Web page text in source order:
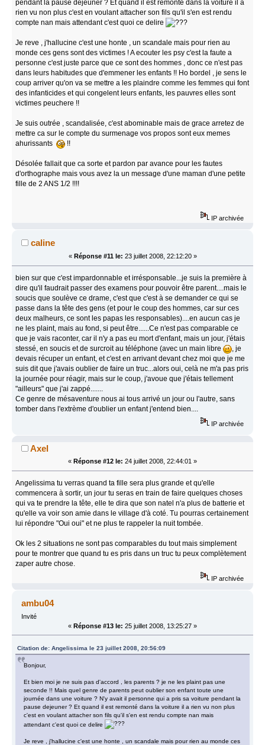
pendant la pause dejeuner ? Et quand il est remonté dans la voiture il a
rien vu non plus c'est en voulant attacher son fils qu'il s'en est rendu
compte nan mais attendant c'est quoi ce delire
Je reve , j'hallucine c'est une honte , un scandale mais pour rien au
monde ces gens sont des victimes ! A ecouter les psy c'est la faute a
personne c'est juste parce que ce sont des hommes , donc ce n'est pas
dans leurs habitudes que d'emmener les enfants !! Ho bordel , je sens le
coup arriver qu'on va se mettre a les plaindre comme les femmes qui font
des infanticides et qui congelent leurs enfants, les pauvres elles sont
victimes peuchere !!
Je suis outrée , scandalisée, c'est abominable mais de grace arretez de
mettre ca sur le compte du surmenage vos propos sont eux memes
ahurissants
!!
Désolée fallait que ca sorte et pardon par avance pour les fautes
d'orthographe mais vous avez la un message d'une maman d'une petite
fille de 2 ANS 1/2 !!!!
IP archivée
caline
« Réponse #11 le: 23 juillet 2008, 22:12:20 »
bien sur que c'est impardonnable et irrésponsable...je suis la première à
dire qu'il faudrait passer des examens pour pouvoir être parent....mais le
soucis que soulève ce drame, c'est que c'est à se demander ce qui se
passe dans la tête des gens (et pour le coup des hommes, car sur ces
deux malheurs, ce sont les papas les responsables)....en aucun cas je
ne les plaint, mais au fond, si peut être......Ce n'est pas comparable ce
que je vais raconter, car il n'y a pas eu mort d'enfant, mais un jour, j'étais
stessé, en soucis et de surcroit au téléphone (avec un main libre
, je
devais récuper un enfant, et c'est en arrivant devant chez moi que je me
suis dit que j'avais oublier de faire un truc...alors oui, celà ne m'a pas pris
la journée pour réagir, mais sur le coup, j'avoue que j'étais tellement
"ailleurs" que j'ai zappé.......
Ce genre de mésaventure nous ai tous arrivé un jour ou l'autre, sans
tomber dans l'extrème d'oublier un enfant j'entend bien....
IP archivée
Axel
« Réponse #12 le: 24 juillet 2008, 22:44:01 »
Angelissima tu verras quand ta fille sera plus grande et qu'elle
commencera à sortir, un jour tu seras en train de faire quelques choses
qui va te prendre la tête, elle te dira que son natel n'a plus de batterie et
qu'elle va voir son amie dans le village d'à coté. Tu pourras certainement
lui répondre "Oui oui" et ne plus te rappeler la nuit tombée.
Ok les 2 situations ne sont pas comparables du tout mais simplement
pour te montrer que quand tu es pris dans un truc tu peux complètement
zaper autre chose.
IP archivée
ambu04
Invité
« Réponse #13 le: 25 juillet 2008, 13:25:27 »
Citation de: Angelissima le 23 juillet 2008, 20:56:09
Bonjour,
Et bien moi je ne suis pas d'accord , les parents ? je ne les plaint pas une
seconde !! Mais quel genre de parents peut oublier son enfant toute une
journée dans une voiture ? N'y avait il personne qui a pris sa voiture pendant la
pause dejeuner ? Et quand il est remonté dans la voiture il a rien vu non plus
c'est en voulant attacher son fils qu'il s'en est rendu compte nan mais
attendant c'est quoi ce delire
Je reve , j'hallucine c'est une honte , un scandale mais pour rien au monde ces